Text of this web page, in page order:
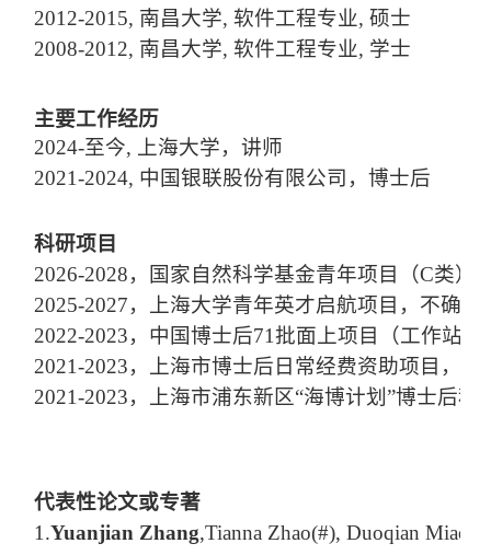
2012-201 5, 南昌大学, 软件工程专业, 硕士
2008-2012, 南昌大学, 软件工程专业, 学士
主要工作经历
2024-至今, 上海大学，讲师
2021-2024, 中国银联股份有限公司，博士后
科研项目
2026-2028，国家自然科学基金青年项目（C类）
2025-2027，上海大学青年英才启航项目，不确
2022-2023，中国博士后71批面上项目（工作站
2021-2023，上海市博士后日常经费资助项目，
2021-2023，上海市浦东新区“海博计划”博士后
代表性论文或专著
1.Yuanjian Zhang,Tianna Zhao(#), Duoqian Miao,